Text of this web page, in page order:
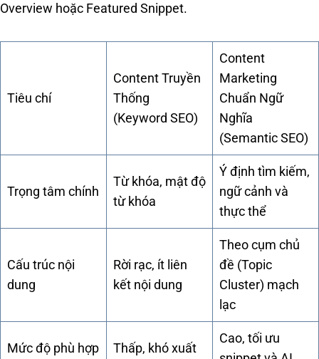
Overview hoặc Featured Snippet.
Tiêu chí
Content Truyền
Thống
(Keyword SEO)
Content
Marketing
Chuẩn Ngữ
Nghĩa
(Semantic SEO)
Trọng tâm chính
Từ khóa, mật độ
từ khóa
Ý định tìm kiếm,
ngữ cảnh và
thực thể
Cấu trúc nội
dung
Rời rạc, ít liên
kết nội dung
Theo cụm chủ
đề (Topic
Cluster) mạch
lạc
Mức độ phù hợp Thấp, khó xuất
Cao, tối ưu